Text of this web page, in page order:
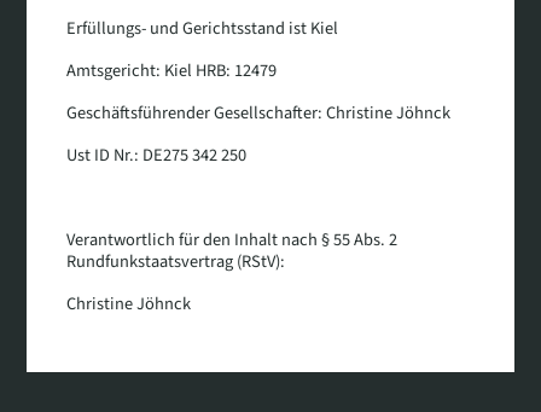
Erfüllungs- und Gerichtsstand ist Kiel
Amtsgericht: Kiel HRB: 12479
Geschäftsführender Gesellschafter: Christine Jöhnck
Ust ID Nr.: DE275 342 250
Verantwortlich für den Inhalt nach § 55 Abs. 2
Rundfunkstaatsvertrag (RStV):
Christine Jöhnck